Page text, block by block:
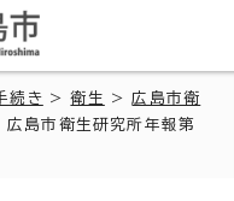
続き >衛生 >広島市衛
広島市衛生研究所年報第